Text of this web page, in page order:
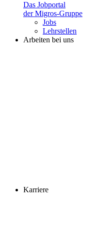
Das Jobportal
der Migros-Gruppe
Jobs
Lehrstellen
Arbeiten bei uns
Karriere